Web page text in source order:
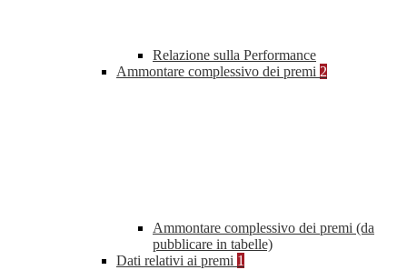
Relazione sulla Performance
Ammontare complessivo dei premi 2
Ammontare complessivo dei premi (da
pubblicare in tabelle)
Dati relativi ai premi 1